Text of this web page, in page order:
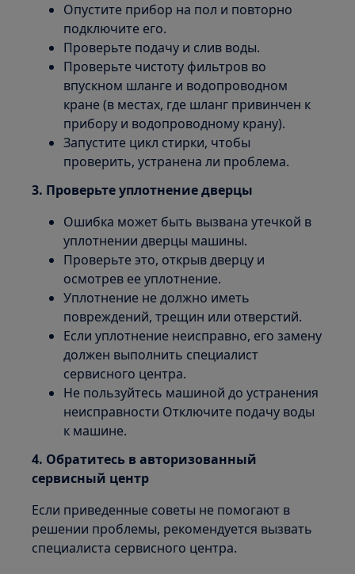
Опустите прибор на пол и повторно
подключите его.
Проверьте подачу и слив воды.
Проверьте чистоту фильтров во
впускном шланге и водопроводном
кране (в местах, где шланг привинчен к
прибору и водопроводному крану).
Запустите цикл стирки, чтобы
проверить, устранена ли проблема.
3. Проверьте уплотнение дверцы
Ошибка может быть вызвана утечкой в
уплотнении дверцы машины.
Проверьте это, открыв дверцу и
осмотрев ее уплотнение.
Уплотнение не должно иметь
повреждений, трещин или отверстий.
Если уплотнение неисправно, его замену
должен выполнить специалист
сервисного центра.
Не пользуйтесь машиной до устранения
неисправности Отключите подачу воды
к машине.
4. Обратитесь в авторизованный
сервисный центр
Если приведенные советы не помогают в
решении проблемы, рекомендуется вызвать
специалиста сервисного центра.